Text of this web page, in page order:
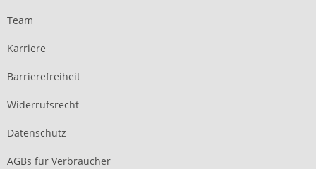
Team
Karriere
Barrierefreiheit
Widerrufsrecht
Datenschutz
AGBs für Verbraucher